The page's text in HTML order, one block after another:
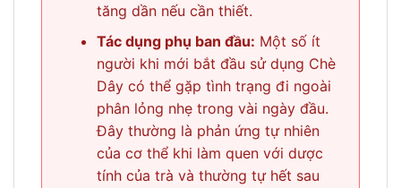
tăng dần nếu cần thiết.
Tác dụng phụ ban đầu: Một số ít
người khi mới bắt đầu sử dụng Chè
Dây có thể gặp tình trạng đi ngoài
phân lỏng nhẹ trong vài ngày đầu.
Đây thường là phản ứng tự nhiên
của cơ thể khi làm quen với dược
tính của trà và thường tự hết sau